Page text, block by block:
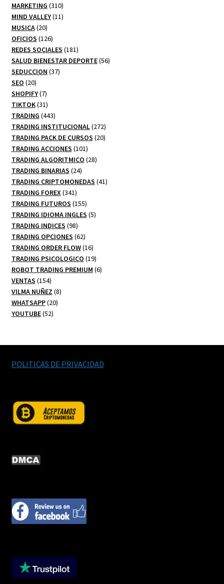
MARKETING 310310
productos
MIND VALLEY 1111
MUSICA 2020
productos
OFICIOS 126126
productos
REDES SOCIALES 181181
productos
SALUD BIENESTAR DEPORTE 5656
SEDUCCION 3737
SEO 2020
productos
SHOPIFY 77
productos
TIKTOK 3131
productos
TRADING 443443
productos
TRADING INSTITUCIONAL 272272
productos
TRADING PACK DE CURSOS 2020
TRADING ACCIONES 101101
productos
TRADING ALGORITMICO 2828
TRADING BINARIAS 2424
productos
TRADING CRIPTOMONEDAS 4141
TRADING FOREX 341341
productos
TRADING FUTUROS 155155
productos
TRADING IDIOMA INGLES 55
TRADING INDICES 9898
productos
TRADING OPCIONES 6262
productos
TRADING ORDER FLOW 1616
productos
TRADING PSICOLOGICO 1919
productos
ROBOT TRADING PREMIUM 66
VENTAS 154154
productos
VILMA NUÑEZ 88
WHATSAPP 2020
YOUTUBE 5252
POLITICAS DE PRIVACIDAD